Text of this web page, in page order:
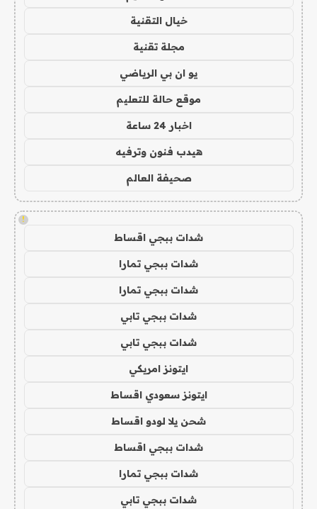
خيال التقنية
مجلة تقنية
يو ان بي الرياضي
موقع حالة للتعليم
اخبار 24 ساعة
هيدب فنون وترفيه
صحيفة العالم
!
شدات ببجي اقساط
شدات ببجي تمارا
شدات ببجي تمارا
شدات ببجي تابي
شدات ببجي تابي
ايتونز امريكي
ايتونز سعودي اقساط
شحن يلا لودو اقساط
شدات ببجي اقساط
شدات ببجي تمارا
شدات ببجي تابي